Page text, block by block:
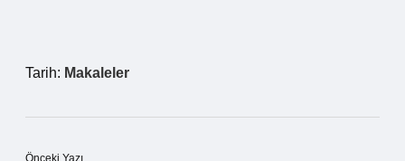
Tarih: Makaleler
Önceki Yazı